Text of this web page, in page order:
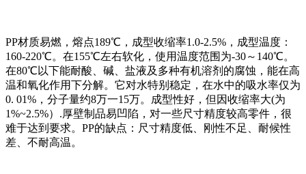
PP材质易燃，熔点189℃，成型收缩率1.0-2.5%，成型温度：
160-220℃。在155℃左右软化，使用温度范围为-30～140℃。
在80℃以下能耐酸、碱、盐液及多种有机溶剂的腐蚀，能在高
温和氧化作用下分解。它对水特别稳定，在水中的吸水率仅为
0. 01%，分子量约8万一15万。成型性好，但因收缩率大(为
1%~2.5%）.厚壁制品易凹陷，对一些尺寸精度较高零件，很
难于达到要求。PP的缺点：尺寸精度低、刚性不足、耐候性
差、不耐高温。